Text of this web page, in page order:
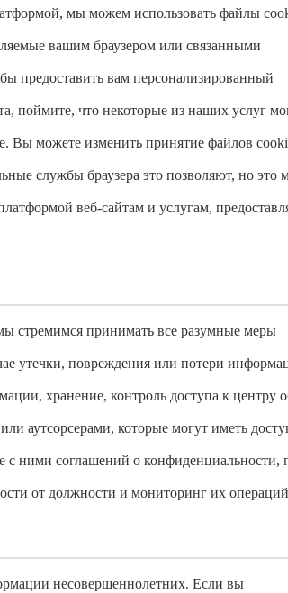
мы можем использовать файлы
вашим браузером или связанными
предоставить вам персонализированный
поймите, что некоторые из наших услуг
Вы можете изменить принятие файлов
службы браузера это позволяют, но это
веб-сайтам и услугам,
стремимся принимать все разумные меры
утечки, повреждения или потери
хранение, контроль доступа к центру
аутсорсерами, которые могут иметь
ними соглашений о конфиденциальности,
от должности и мониторинг их
несовершеннолетних. Если вы